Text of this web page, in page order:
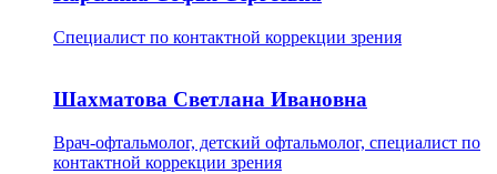
Специалист по контактной коррекции зрения
Шахматова Светлана Ивановна
Врач-офтальмолог, детский офтальмолог, специалист по
контактной коррекции зрения